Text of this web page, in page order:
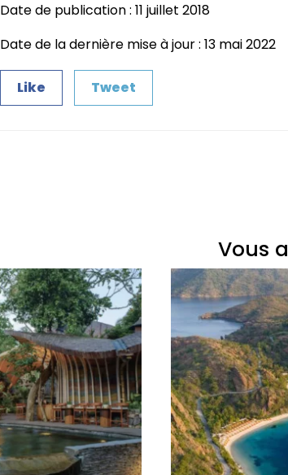
Date de publication : 11 juillet 2018
Date de la dernière mise à jour : 13 mai 2022
Like Tweet
Vous